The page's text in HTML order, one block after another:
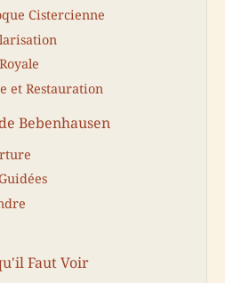
Cistercienne
et Restauration
Bebenhausen
Faut Voir